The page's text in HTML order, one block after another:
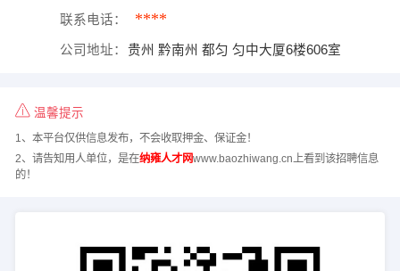
联系电话： ****
公司地址： 贵州 黔南州 都匀 匀中大厦6楼606室
温馨提示
1、本平台仅供信息发布，不会收取押金、保证金！
2、请告知用人单位，是在纳雍人才网www.baozhiwang.cn上看到该招聘信息
的！